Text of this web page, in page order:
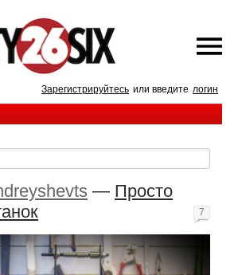
Зарегистрируйтесь или введите логин
— Просто
7